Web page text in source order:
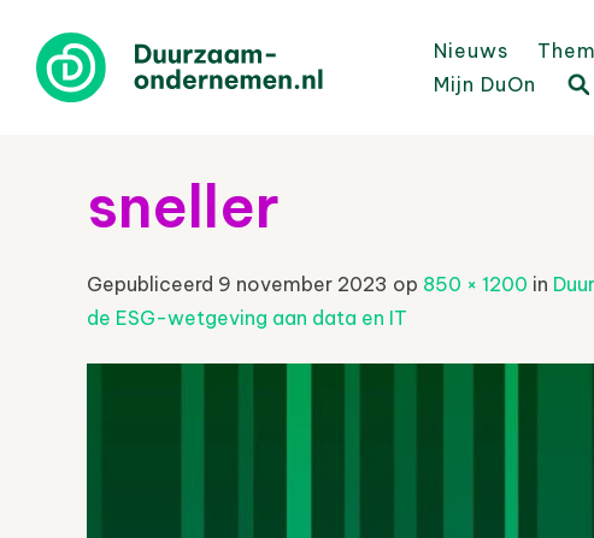
Nieuws
Mijn DuOn
sneller
Gepubliceerd 9 november 2023 op 850 × 1200 in
de ESG-wetgeving aan data en IT